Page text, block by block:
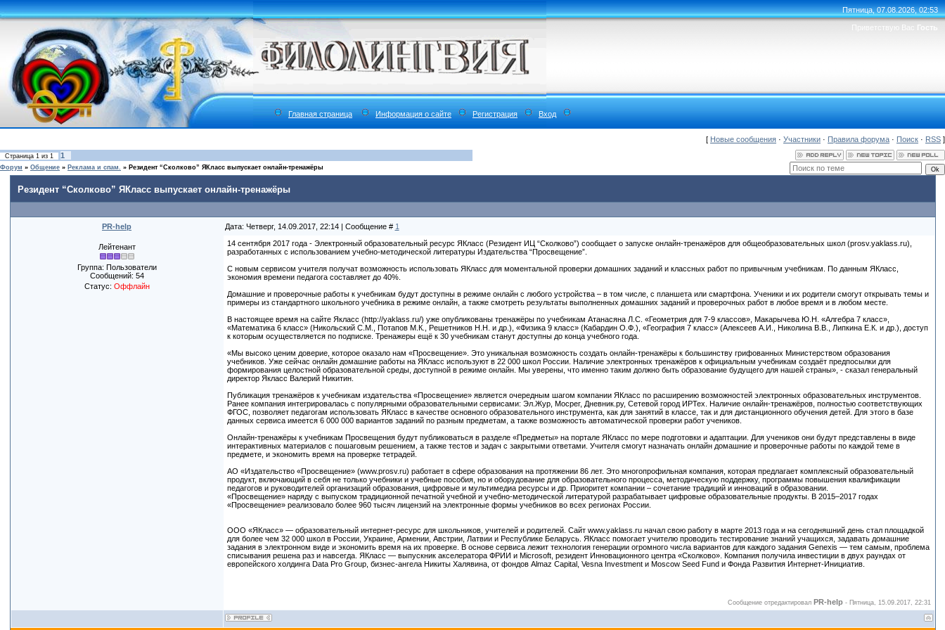
Пятница, 07.08.2026, 02:53
Приветствую Вас Гость
Главная страница Информация о сайте Регистрация Вход
[ Новые сообщения · Участники · Правила форума · Поиск · RSS ]
Страница 1 из 1 1
Форум » Общение » Реклама и спам. » Резидент “Сколково” ЯКласс выпускает онлайн-тренажёры
Резидент “Сколково” ЯКласс выпускает онлайн-тренажёры
PR-help Дата: Четверг, 14.09.2017, 22:14 | Сообщение # 1
Лейтенант
Группа: Пользователи
Сообщений: 54
Статус: Оффлайн
14 сентября 2017 года - Электронный образовательный ресурс ЯКласс (Резидент ИЦ “Сколково”) сообщает о запуске онлайн-тренажёров для общеобразовательных школ (prosv.yaklass.ru),
разработанных с использованием учебно-методической литературы Издательства “Просвещение”.
С новым сервисом учителя получат возможность использовать ЯКласс для моментальной проверки домашних заданий и классных работ по привычным учебникам. По данным ЯКласс,
экономия времени педагога составляет до 40%.
Домашние и проверочные работы к учебникам будут доступны в режиме онлайн с любого устройства – в том числе, с планшета или смартфона. Ученики и их родители смогут открывать темы и
примеры из стандартного школьного учебника в режиме онлайн, а также смотреть результаты выполненных домашних заданий и проверочных работ в любое время и в любом месте.
В настоящее время на сайте Якласс (http://yaklass.ru/) уже опубликованы тренажёры по учебникам Атанасяна Л.С. «Геометрия для 7-9 классов», Макарычева Ю.Н. «Алгебра 7 класс»,
«Математика 6 класс» (Никольский С.М., Потапов М.К., Решетников Н.Н. и др.), «Физика 9 класс» (Кабардин О.Ф.), «География 7 класс» (Алексеев А.И., Николина В.В., Липкина Е.К. и др.), доступ
к которым осуществляется по подписке. Тренажеры ещё к 30 учебникам станут доступны до конца учебного года.
«Мы высоко ценим доверие, которое оказало нам «Просвещение». Это уникальная возможность создать онлайн-тренажёры к большинству грифованных Министерством образования
учебников. Уже сейчас онлайн домашние работы на ЯКласс используют в 22 000 школ России. Наличие электронных тренажёров к официальным учебникам создаёт предпосылки для
формирования целостной образовательной среды, доступной в режиме онлайн. Мы уверены, что именно таким должно быть образование будущего для нашей страны», - сказал генеральный
директор Якласс Валерий Никитин.
Публикация тренажёров к учебникам издательства «Просвещение» является очередным шагом компании ЯКласс по расширению возможностей электронных образовательных инструментов.
Ранее компания интегрировалась с популярными образовательными сервисами: Эл.Жур, Мосрег, Дневник.ру, Сетевой город ИРТех. Наличие онлайн-тренажёров, полностью соответствующих
ФГОС, позволяет педагогам использовать ЯКласс в качестве основного образовательного инструмента, как для занятий в классе, так и для дистанционного обучения детей. Для этого в базе
данных сервиса имеется 6 000 000 вариантов заданий по разным предметам, а также возможность автоматической проверки работ учеников.
Онлайн-тренажёры к учебникам Просвещения будут публиковаться в разделе «Предметы» на портале ЯКласс по мере подготовки и адаптации. Для учеников они будут представлены в виде
интерактивных материалов с пошаговым решением, а также тестов и задач с закрытыми ответами. Учителя смогут назначать онлайн домашние и проверочные работы по каждой теме в
предмете, и экономить время на проверке тетрадей.
АО «Издательство «Просвещение» (www.prosv.ru) работает в сфере образования на протяжении 86 лет. Это многопрофильная компания, которая предлагает комплексный образовательный
продукт, включающий в себя не только учебники и учебные пособия, но и оборудование для образовательного процесса, методическую поддержку, программы повышения квалификации
педагогов и руководителей организаций образования, цифровые и мультимедиа ресурсы и др. Приоритет компании – сочетание традиций и инноваций в образовании.
«Просвещение» наряду с выпуском традиционной печатной учебной и учебно-методической литературой разрабатывает цифровые образовательные продукты. В 2015–2017 годах
«Просвещение» реализовало более 960 тысяч лицензий на электронные формы учебников во всех регионах России.
ООО «ЯКласс» — образовательный интернет-ресурс для школьников, учителей и родителей. Сайт www.yaklass.ru начал свою работу в марте 2013 года и на сегодняшний день стал площадкой
для более чем 32 000 школ в России, Украине, Армении, Австрии, Латвии и Республике Беларусь. ЯКласс помогает учителю проводить тестирование знаний учащихся, задавать домашние
задания в электронном виде и экономить время на их проверке. В основе сервиса лежит технология генерации огромного числа вариантов для каждого задания Genexis — тем самым, проблема
списывания решена раз и навсегда. ЯКласс — выпускник акселератора ФРИИ и Microsoft, резидент Инновационного центра «Сколково». Компания получила инвестиции в двух раундах от
европейского холдинга Data Pro Group, бизнес-ангела Никиты Халявина, от фондов Almaz Capital, Vesna Investment и Moscow Seed Fund и Фонда Развития Интернет-Инициатив.
Сообщение отредактировал PR-help- Пятница, 15.09.2017, 22:31